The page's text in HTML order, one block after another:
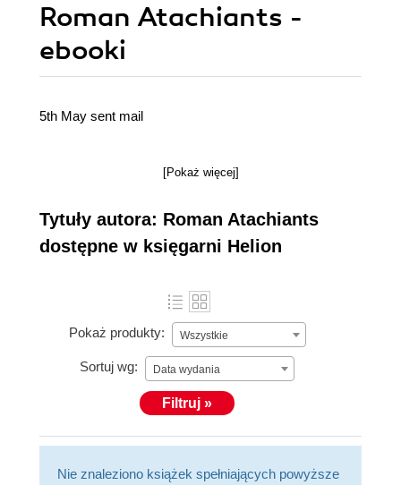
Roman Atachiants -
ebooki
5th May sent mail
[Pokaż więcej]
Tytuły autora: Roman Atachiants
dostępne w księgarni Helion
Pokaż produkty: Wszystkie
Sortuj wg: Data wydania
Filtruj »
Nie znaleziono książek spełniających powyższe